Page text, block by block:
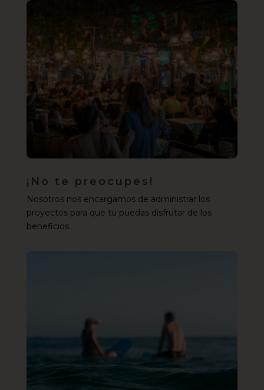
¡No te preocupes!
Nosotros nos encargamos de administrar los
proyectos para que tu puedas disfrutar de los
beneficios.